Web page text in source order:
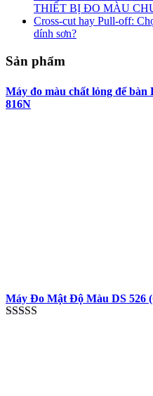
THIẾT BỊ ĐO MÀU
Cross-cut hay Pull-off:
dính sơn?
Sản phẩm
Máy đo màu chất lỏng để bàn
816N
Máy Đo Mật Độ Màu DS 526